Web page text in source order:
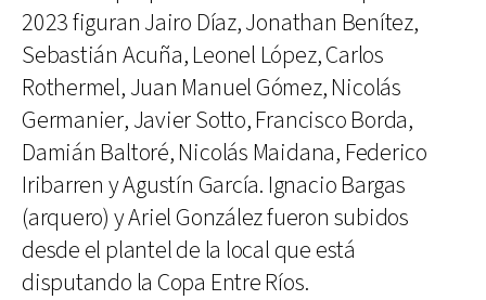
2023 figuran Jairo Díaz, Jonathan Benítez,
Sebastián Acuña, Leonel López, Carlos
Rothermel, Juan Manuel Gómez, Nicolás
Germanier, Javier Sotto, Francisco Borda,
Damián Baltoré, Nicolás Maidana, Federico
Iribarren y Agustín García. Ignacio Bargas
(arquero) y Ariel González fueron subidos
desde el plantel de la local que está
disputando la Copa Entre Ríos.